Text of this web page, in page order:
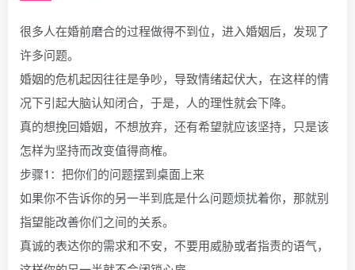
很多人在婚前磨合的过程做得不到位，进入婚姻后，发现了
许多问题。
婚姻的危机起因往往是争吵，导致情绪起伏大，在这样的情
况下引起大脑认知闭合，于是，人的理性就会下降。
真的想挽回婚姻，不想放弃，还有希望就应该坚持，只是该
怎样为坚持而改变值得商榷。
步骤1：把你们的问题摆到桌面上来
如果你不告诉你的另一半到底是什么问题烦扰着你，那就别
指望能改善你们之间的关系。
真诚的表达你的需求和不安，不要用威胁或者指责的语气，